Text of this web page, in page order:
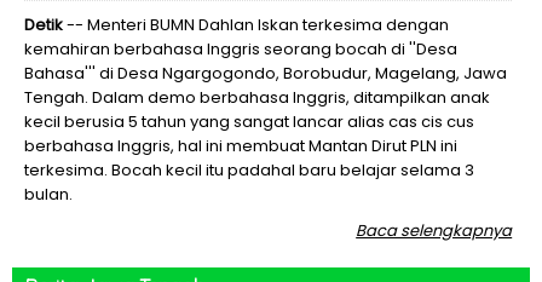
Detik-- Menteri BUMN Dahlan Iskan terkesima dengan
kemahiran berbahasa Inggris seorang bocah di ''Desa
Bahasa''' di Desa Ngargogondo, Borobudur, Magelang, Jawa
Tengah. Dalam demo berbahasa Inggris, ditampilkan anak
kecil berusia 5 tahun yang sangat lancar alias cas cis cus
berbahasa Inggris, hal ini membuat Mantan Dirut PLN ini
terkesima. Bocah kecil itu padahal baru belajar selama 3
bulan.
Baca selengkapnya